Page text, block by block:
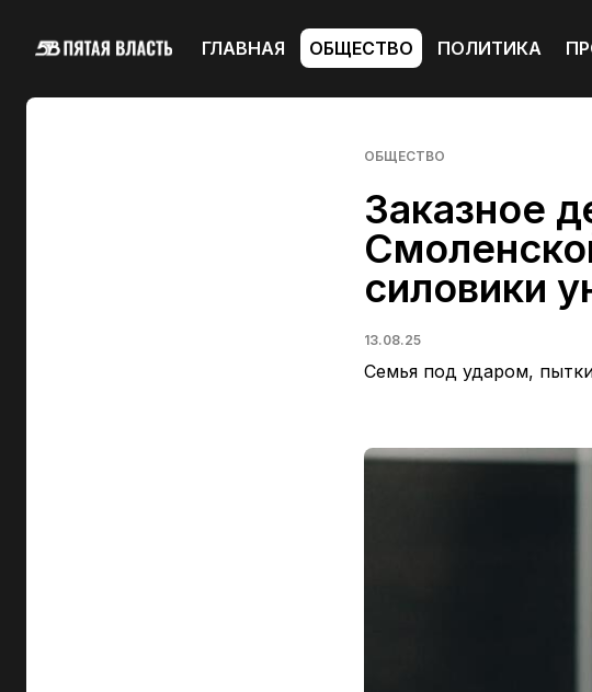
ГЛАВНАЯ ОБЩЕСТВО ПОЛИТИКА
ОБЩЕСТВО
Заказное
силовики
13.08.25
Семья под ударом,